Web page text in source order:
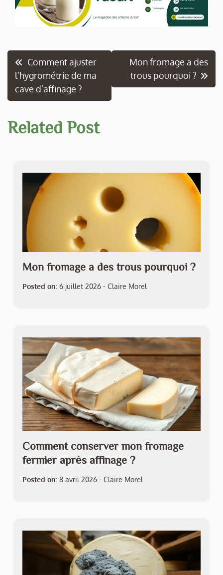
Navigation
de
l’article
Comment ajuster
l’hygrométrie de ma
cave d’affinage ?
Mon fromage a des
trous pourquoi ?
Related Post
Mon fromage a des trous pourquoi ?
Posted on: 6 juillet 2026 - Claire Morel
Comment conserver mon fromage
fermier après affinage ?
Posted on: 8 avril 2026 - Claire Morel